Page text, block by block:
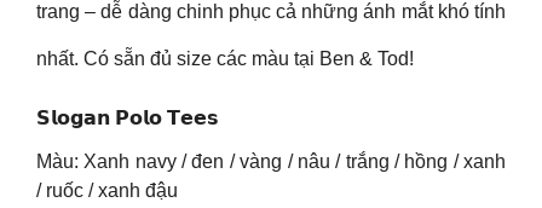
trang – dễ dàng chinh phục cả những ánh mắt khó tính
nhất. Có sẵn đủ size các màu tại Ben & Tod!
𝗦𝗹𝗼𝗴𝗮𝗻 𝗣𝗼𝗹𝗼 𝗧𝗲𝗲𝘀
Màu: Xanh navy / đen / vàng / nâu / trắng / hồng / xanh
/ ruốc / xanh đậu